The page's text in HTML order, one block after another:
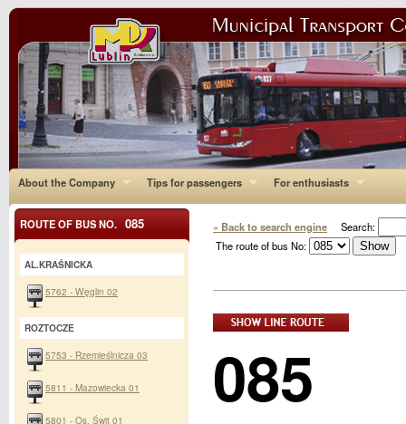
About the Company Tips for passengers For enthusiasts
« Back to search engine Search:
The route of bus No:
085
ROUTE OF BUS NO. 085
AL.KRAŚNICKA
5762 - Węglin 02
ROZTOCZE
5753 - Rzemieślnicza 03
5811 - Mazowiecka 01
5801 - Os. Świt 01